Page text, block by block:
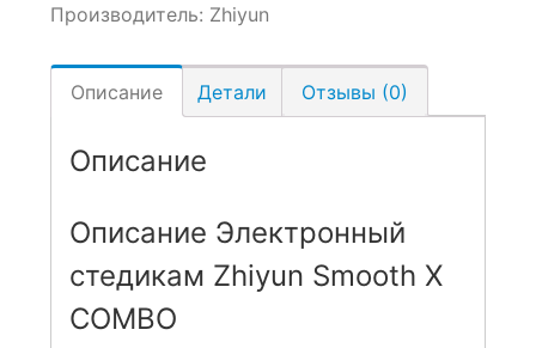
Производитель: Zhiyun
Описание Детали Отзывы (0)
Описание
Описание Электронный
cтедикам Zhiyun Smooth X
COMBO